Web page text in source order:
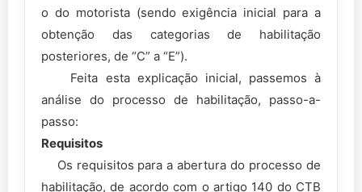
o do motorista (sendo exigência inicial para a
obtenção das categorias de habilitação
posteriores, de “C” a “E”).
Feita esta explicação inicial, passemos à
análise do processo de habilitação, passo-a-
passo:
Requisitos
Os requisitos para a abertura do processo de
habilitação, de acordo com o artigo 140 do CTB